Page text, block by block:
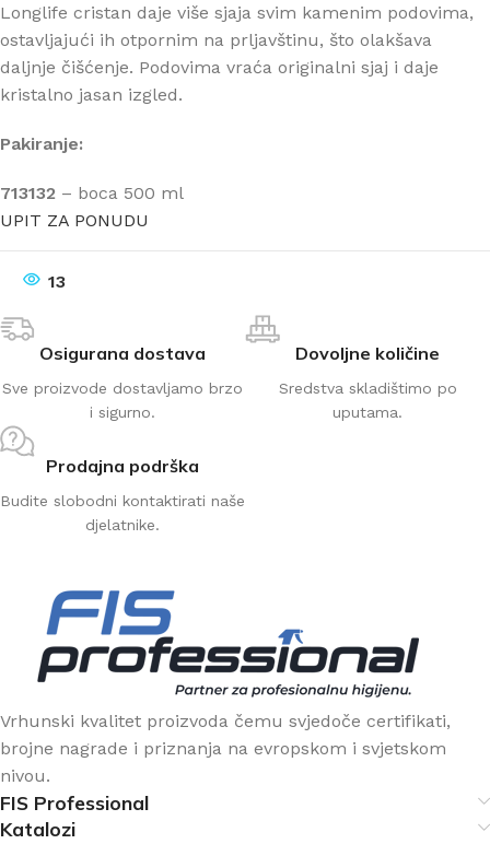
Longlife cristan daje više sjaja svim kamenim podovima,
ostavljajući ih otpornim na prljavštinu, što olakšava
daljnje čišćenje. Podovima vraća originalni sjaj i daje
kristalno jasan izgled.
Pakiranje:
713132 – boca 500 ml
UPIT ZA PONUDU
13
Osigurana dostava
Sve proizvode dostavljamo brzo
i sigurno.
Dovoljne količine
Sredstva skladištimo po
uputama.
Prodajna podrška
Budite slobodni kontaktirati naše
djelatnike.
Vrhunski kvalitet proizvoda čemu svjedoče certifikati,
brojne nagrade i priznanja na evropskom i svjetskom
nivou.
FIS Professional
Katalozi